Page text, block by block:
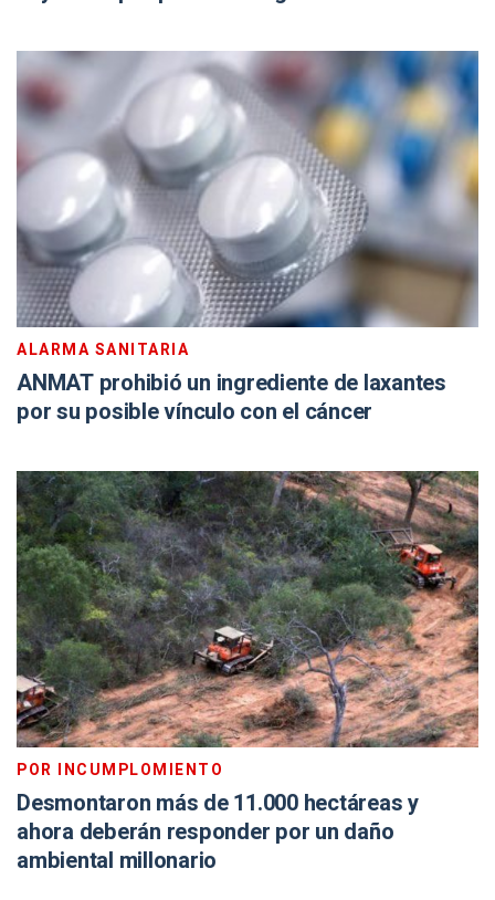
ALARMA SANITARIA
ANMAT prohibió un ingrediente de laxantes
por su posible vínculo con el cáncer
POR INCUMPLOMIENTO
Desmontaron más de 11.000 hectáreas y
ahora deberán responder por un daño
ambiental millonario